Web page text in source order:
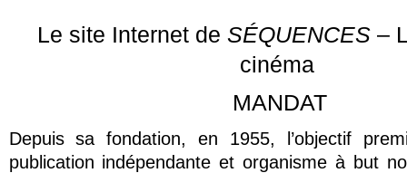
Le site Internet de SÉQUENCES–
cinéma
MANDAT
Depuis sa fondation, en 1955, l’objectif
publication indépendante et organisme à but